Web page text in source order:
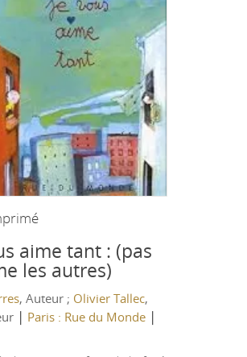
aime tant : (pas
les autres)
, Auteur ; Olivier Tallec,
| Paris : Rue du Monde|